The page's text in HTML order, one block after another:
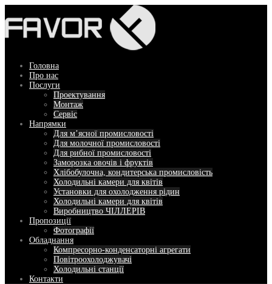
до
вмісту
Головна
Про нас
Послуги
Проектування
Монтаж
Сервіс
Напрямки
Для м’ясної промисловості
Для молочної промисловості
Для рибної промисловості
Заморозка овочів і фруктів
Хлібобулочна, кондитерська промисловість
Холодильні камери для квітів
Установки для охолодження рідин
Холодильні камери для квітів
Виробництво ЧІЛЛЕРІВ
Пропозиції
Фотографії
Обладнання
Компресорно-конденсаторні агрегати
Повітроохолоджувачі
Холодильні станції
Контакти